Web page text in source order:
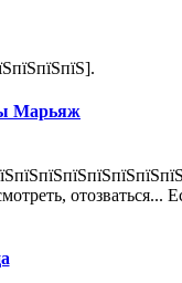
Марьяж
отозваться...